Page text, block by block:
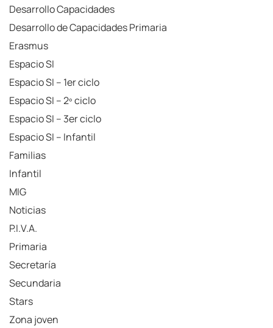
Desarrollo Capacidades
Desarrollo de Capacidades Primaria
Erasmus
Espacio SI
Espacio SI – 1er ciclo
Espacio SI – 2º ciclo
Espacio SI – 3er ciclo
Espacio SI – Infantil
Familias
Infantil
MIG
Noticias
P.I.V.A.
Primaria
Secretaría
Secundaria
Stars
Zona joven